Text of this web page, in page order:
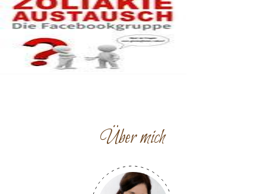
Über mich